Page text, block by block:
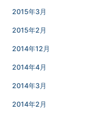
2015年3月
2015年2月
2014年12月
2014年4月
2014年3月
2014年2月